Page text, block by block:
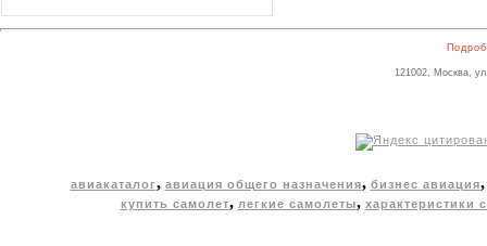
121002, Москва,
авиакаталог, авиация общего назначения, бизнес авиация
купить самолет, легкие самолеты, характеристики